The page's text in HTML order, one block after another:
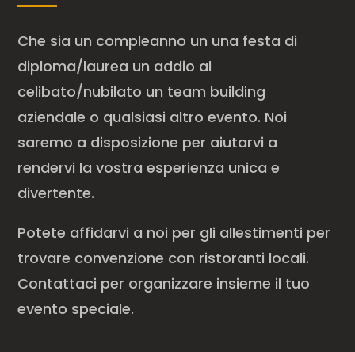
Che sia un compleanno un una festa di
diploma/laurea un addio al
celibato/nubilato un team building
aziendale o qualsiasi altro evento. Noi
saremo a disposizione per aiutarvi a
rendervi la vostra esperienza unica e
divertente.
Potete affidarvi a noi per gli allestimenti per
trovare convenzione con ristoranti locali.
Contattaci per organizzare insieme il tuo
evento speciale.